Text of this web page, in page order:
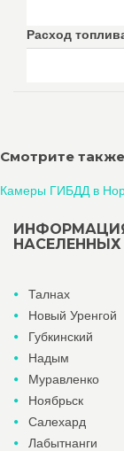
Расход
Смотрите
Камеры ГИБДД в
НАСЕЛЕННЫХ
Талнах
Новый Уренгой
Губкинский
Надым
Муравленко
Ноябрьск
Салехард
Лабытнанги